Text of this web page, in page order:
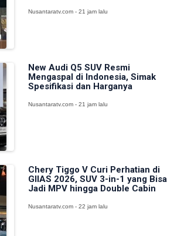
Nusantaratv.com - 21 jam lalu
New Audi Q5 SUV Resmi
Mengaspal di Indonesia, Simak
Spesifikasi dan Harganya
Nusantaratv.com - 21 jam lalu
Chery Tiggo V Curi Perhatian di
GIIAS 2026, SUV 3-in-1 yang Bisa
Jadi MPV hingga Double Cabin
Nusantaratv.com - 22 jam lalu